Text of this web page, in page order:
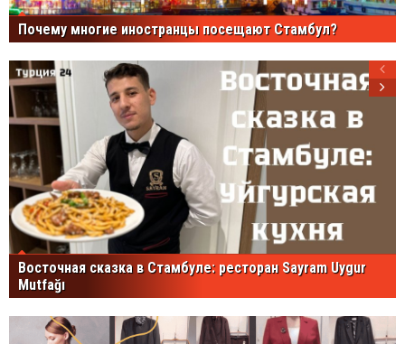
Почему многие иностранцы посещают Стамбул?
Восточная сказка в Стамбуле: ресторан Sayram Uygur
Mutfağı